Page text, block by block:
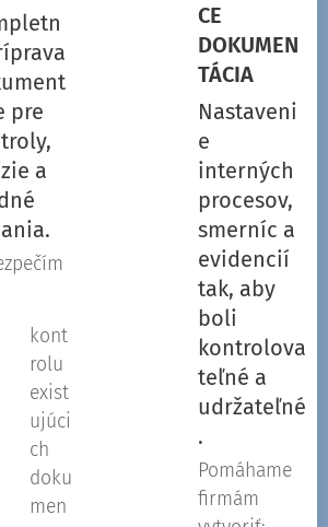
pre
a
kont
rolu
exist
ujúci
ch
doku
men
CE
DOKUMEN
TÁCIA
Nastaveni
e
interných
procesov,
smerníc a
evidencií
tak, aby
boli
kontrolova
teľné a
udržateľné
.
Pomáhame
firmám